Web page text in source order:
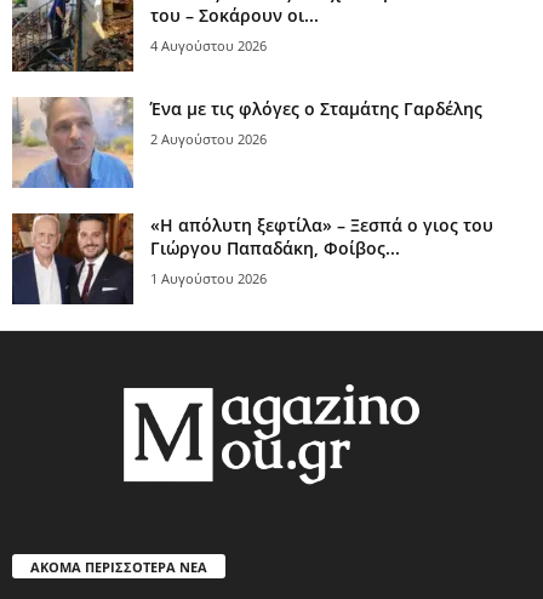
του – Σοκάρουν οι...
4 Αυγούστου 2026
Ένα με τις φλόγες ο Σταμάτης Γαρδέλης
2 Αυγούστου 2026
«Η απόλυτη ξεφτίλα» – Ξεσπά ο γιος του
Γιώργου Παπαδάκη, Φοίβος...
1 Αυγούστου 2026
ΑΚΟΜΑ ΠΕΡΙΣΣΟΤΕΡΑ ΝΕΑ